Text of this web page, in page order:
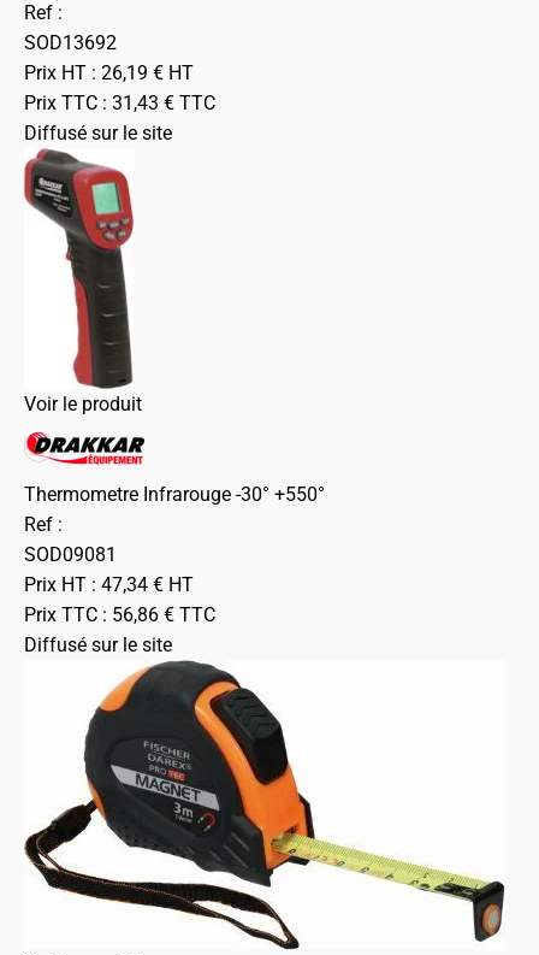
Ref :
SOD13692
Prix HT : 26,19 € HT
Prix TTC : 31,43 € TTC
Diffusé sur le site
Voir le produit
Thermometre Infrarouge -30° +550°
Ref :
SOD09081
Prix HT : 47,34 € HT
Prix TTC : 56,86 € TTC
Diffusé sur le site